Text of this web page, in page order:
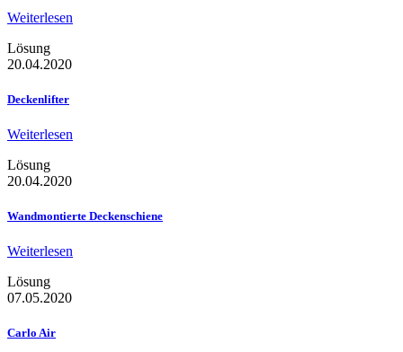
Weiterlesen
Lösung
20.04.2020
Deckenlifter
Weiterlesen
Lösung
20.04.2020
Wandmontierte Deckenschiene
Weiterlesen
Lösung
07.05.2020
Carlo Air